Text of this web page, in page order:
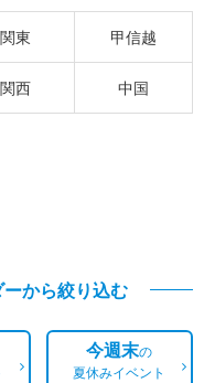
関東 甲信越
関西 中国
から絞り込む
今週末の
夏休みイベント